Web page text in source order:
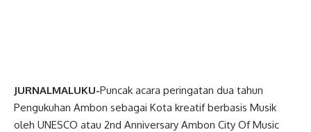
JURNALMALUKU-Puncak acara peringatan dua tahun
Pengukuhan Ambon sebagai Kota kreatif berbasis Musik
oleh UNESCO atau 2nd Anniversary Ambon City Of Music